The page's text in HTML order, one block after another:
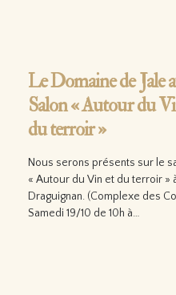
Le Domaine de Jale
Salon « Autour du
du terroir »
Nous serons présents sur le
« Autour du Vin et du terroir »
Draguignan. (Complexe des
Samedi 19/10 de 10h à…